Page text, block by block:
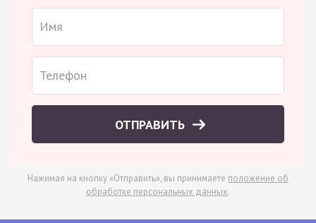
ОТПРАВИТЬ
Нажимая на кнопку «Отправить», вы принимаете положение об
обработке персональных данных.